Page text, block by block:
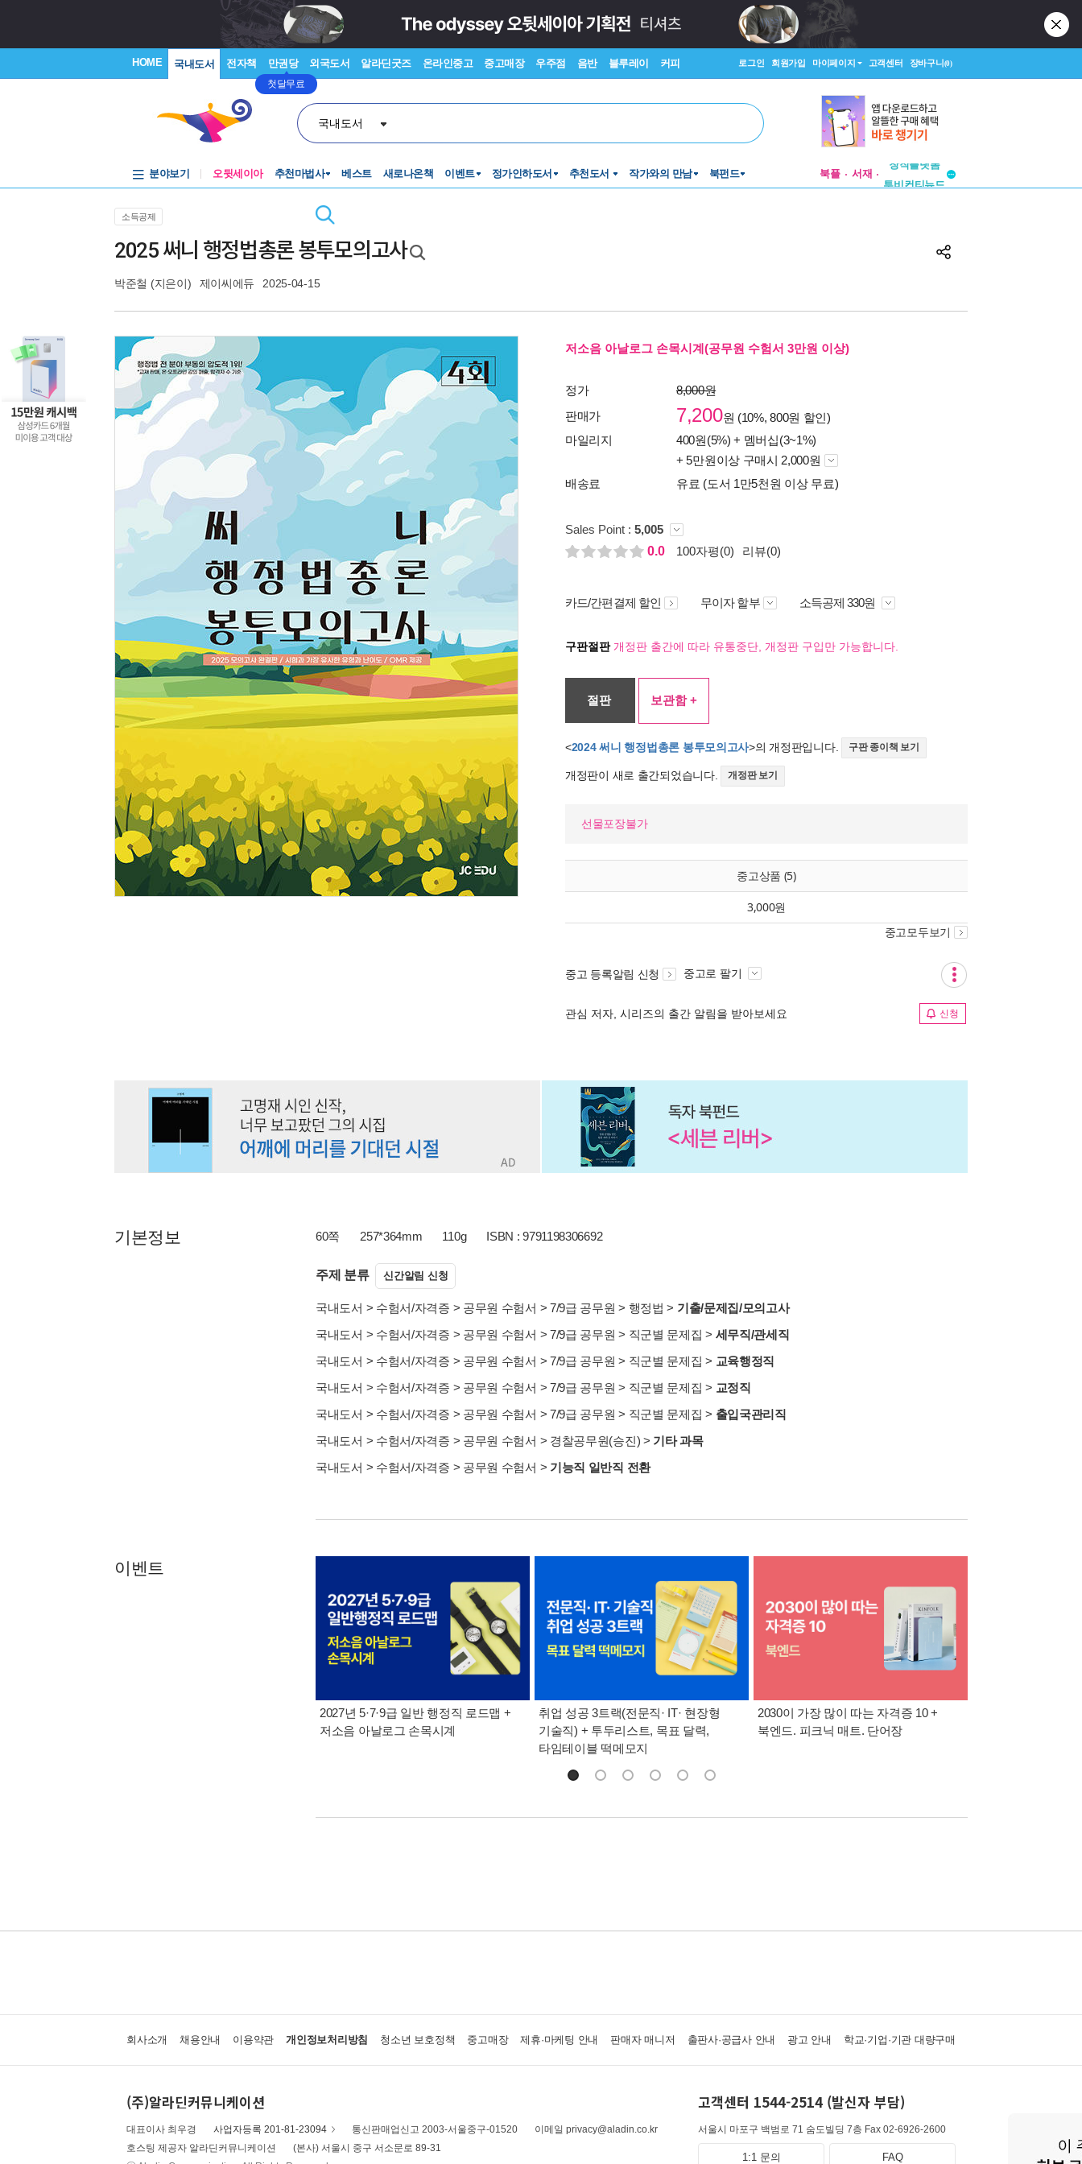
HOME 국내도서 전자책 만권당
첫달무료
외국도서 알라딘굿즈 온라인중고 중고매장 우주점 음반 블루레이 커피 로그인 회원가입 마이페이지 고객센터 장바구니(0)
국내도서
분야보기 오뒷세이아 추천마법사 베스트 새로나온책 이벤트 정가인하도서 추천도서 작가와의 만남 북펀드 북플 서재
투비컨티뉴드
소득공제
2025 써니 행정법총론 봉투모의고사
박준철 (지은이) 제이씨에듀 2025-04-15
저소음 아날로그 손목시계(공무원 수험서 3만원 이상)
정가
8,000원
판매가
7,200원 (10%, 800원 할인)
마일리지
400원(5%) + 멤버십(3~1%)
+ 5만원이상 구매시 2,000원
배송료
유료 (도서 1만5천원 이상 무료)
Sales Point : 5,005
0.0
100자평(0) 리뷰(0)
카드/간편결제 할인 무이자 할부 소득공제 330원
구판절판개정판 출간에 따라 유통중단, 개정판 구입만 가능합니다.
절판 보관함 +
<2024 써니 행정법총론 봉투모의고사>의 개정판입니다. 구판 종이책 보기
개정판이 새로 출간되었습니다. 개정판 보기
선물포장불가
중고상품 (5)
3,000원
중고모두보기
중고 등록알림 신청 중고로 팔기
관심 저자, 시리즈의 출간 알림을 받아보세요 신청
기본정보 60쪽 257*364mm 110g ISBN : 9791198306692
주제 분류 신간알림 신청
국내도서 > 수험서/자격증 > 공무원 수험서 > 7/9급 공무원 > 행정법 > 기출/문제집/모의고사
국내도서 > 수험서/자격증 > 공무원 수험서 > 7/9급 공무원 > 직군별 문제집 > 세무직/관세직
국내도서 > 수험서/자격증 > 공무원 수험서 > 7/9급 공무원 > 직군별 문제집 > 교육행정직
국내도서 > 수험서/자격증 > 공무원 수험서 > 7/9급 공무원 > 직군별 문제집 > 교정직
국내도서 > 수험서/자격증 > 공무원 수험서 > 7/9급 공무원 > 직군별 문제집 > 출입국관리직
국내도서 > 수험서/자격증 > 공무원 수험서 > 경찰공무원(승진) > 기타 과목
국내도서 > 수험서/자격증 > 공무원 수험서 > 기능직 일반직 전환
이벤트
2027년 5·7·9급 일반 행정직 로드맵 +
저소음 아날로그 손목시계
취업 성공 3트랙(전문직· IT· 현장형
기술직) + 투두리스트, 목표 달력,
타임테이블 떡메모지
2030이 가장 많이 따는 자격증 10 +
북엔드. 피크닉 매트. 단어장
회사소개 채용안내 이용약관 개인정보처리방침 청소년 보호정책 중고매장 제휴·마케팅 안내 판매자 매니저 출판사·공급사 안내 광고 안내 학교·기업·기관 대량구매
(주)알라딘커뮤니케이션
대표이사 최우경 사업자등록 201-81-23094 통신판매업신고 2003-서울중구-01520
이메일 privacy@aladin.co.kr
호스팅 제공자 알라딘커뮤니케이션
(본사) 서울시 중구 서소문로 89-31
고객센터 1544-2514 (발신자 부담)
서울시 마포구 백범로 71 숨도빌딩 7층 Fax 02-6926-2600
1:1 문의 FAQ